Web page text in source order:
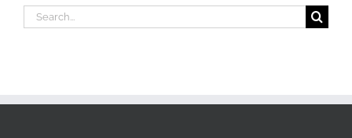
Search
for: